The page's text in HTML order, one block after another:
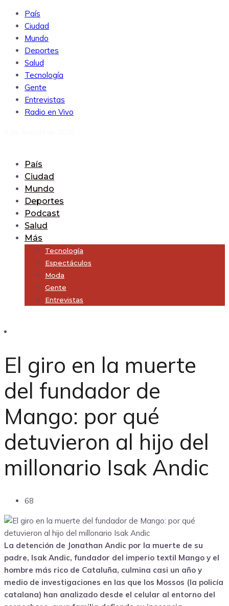
País
Ciudad
Mundo
Deportes
Salud
Tecnología
Gente
Entrevistas
Radio en Vivo
País
Ciudad
Mundo
Deportes
Podcast
Salud
Más
Tecnología
Espectáculos
Moda
Gente
Entrevistas
El giro en la muerte
del fundador de
Mango: por qué
detuvieron al hijo del
millonario Isak Andic
68
La detención de Jonathan Andic por la muerte de su
padre, Isak Andic, fundador del imperio textil Mango y el
hombre más rico de Cataluña, culmina casi un año y
medio de investigaciones en las que los Mossos (la policía
catalana) han analizado desde el celular al entorno del